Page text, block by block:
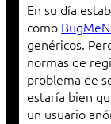
En su día
como
genéricos.
normas de
problema de
estaría bien
un usuario